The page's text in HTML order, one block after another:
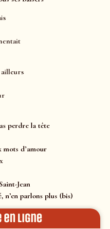
ailleurs
perdre la tête
d’amour
Jean
n’en parlons plus (bis)
en ligne